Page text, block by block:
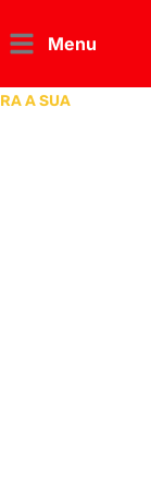
Menu
A SUA